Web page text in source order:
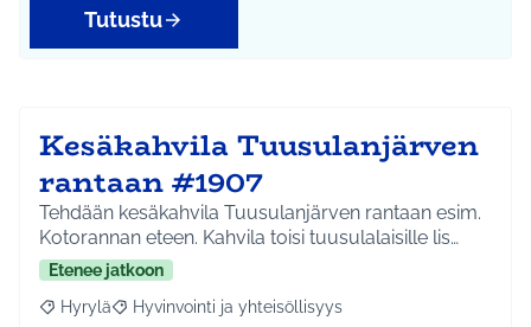
Tutustu
Kesäkahvila Tuusulanjärven
rantaan #1907
Tehdään kesäkahvila Tuusulanjärven rantaan esim.
Kotorannan eteen. Kahvila toisi tuusulalaisille lis…
Etenee jatkoon
Rajaa tulokset aihepiirin mukaan: Hyrylä
Hyrylä Rajaa tulokset teeman mukaan: Hyvinvointi ja
Hyvinvointi ja yhteisöllisyys